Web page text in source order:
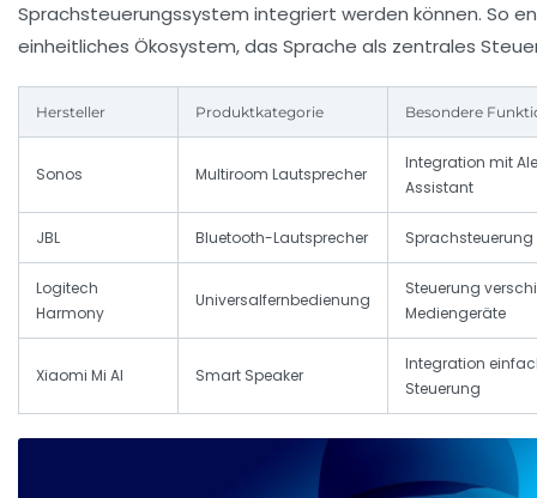
Sprachsteuerungssystem integriert werden können. So
einheitliches Ökosystem, das Sprache als zentrales
Hersteller Produktkategorie Besondere
Sonos Multiroom Lautsprecher
Integration mit
Assistant
JBL Bluetooth-Lautsprecher
Logitech
Harmony
Universalfernbedienung
Steuerung
Mediengeräte
Xiaomi Mi AI Smart Speaker
Integration
Steuerung